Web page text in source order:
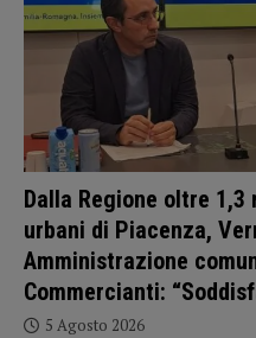
Dalla Regione oltre
urbani di Piacenza,
Amministrazione
Commercianti:
5 Agosto 2026